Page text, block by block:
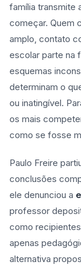
família transmite
começar. Quem
amplo, contato
escolar parte na
esquemas
determinam o
ou inatingível.
os mais
como se fosse
Paulo Freire
conclusões
ele denunciou a
professor
como
apenas
alternativa